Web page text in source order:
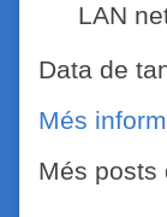
LAN
Data de
Més
Més posts